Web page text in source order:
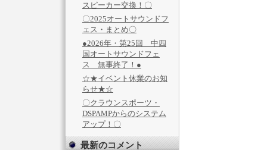
スピーカー交換！〇
〇2025オートサウンドフ
ェス・まとめ〇
●2026年・第25回 中四
国オートサウンドフェ
ス 無事終了！●
☆★イベント休業のお知
らせ★☆
〇クラウンスポーツ・
DSPAMPからのシステム
アップ！〇
最新のコメント